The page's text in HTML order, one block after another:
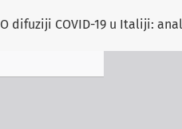
Povratak na detalje o rukopisu
O difuziji COVID-19 u Italiji: